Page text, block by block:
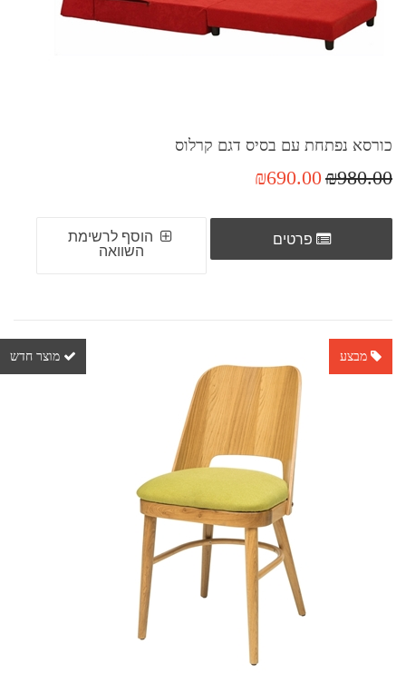
כורסא נפתחת עם בסיס דגם קרלוס
₪980.00
₪690.00
פרטים
הוסף לרשימת
השוואה
מוצר חדש מבצע